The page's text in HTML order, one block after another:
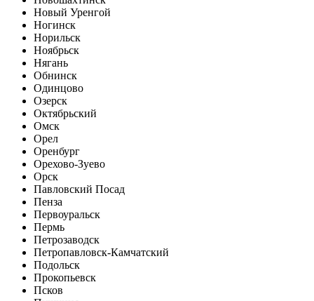
Новый Уренгой
Ногинск
Норильск
Ноябрьск
Нягань
Обнинск
Одинцово
Озерск
Октябрьский
Омск
Орел
Оренбург
Орехово-Зуево
Орск
Павловский Посад
Пенза
Первоуральск
Пермь
Петрозаводск
Петропавловск-Камчатский
Подольск
Прокопьевск
Псков